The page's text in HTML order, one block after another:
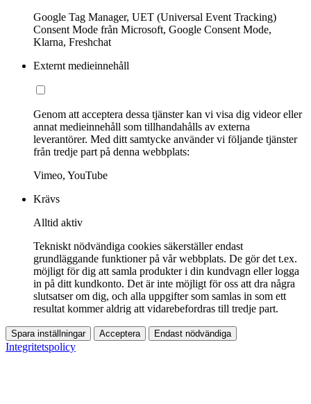
Google Tag Manager, UET (Universal Event Tracking)
Consent Mode från Microsoft, Google Consent Mode,
Klarna, Freshchat
Externt medieinnehåll
Genom att acceptera dessa tjänster kan vi visa dig videor eller
annat medieinnehåll som tillhandahålls av externa
leverantörer. Med ditt samtycke använder vi följande tjänster
från tredje part på denna webbplats:
Vimeo, YouTube
Krävs
Alltid aktiv
Tekniskt nödvändiga cookies säkerställer endast
grundläggande funktioner på vår webbplats. De gör det t.ex.
möjligt för dig att samla produkter i din kundvagn eller logga
in på ditt kundkonto. Det är inte möjligt för oss att dra några
slutsatser om dig, och alla uppgifter som samlas in som ett
resultat kommer aldrig att vidarebefordras till tredje part.
Spara inställningar Acceptera Endast nödvändiga
Integritetspolicy